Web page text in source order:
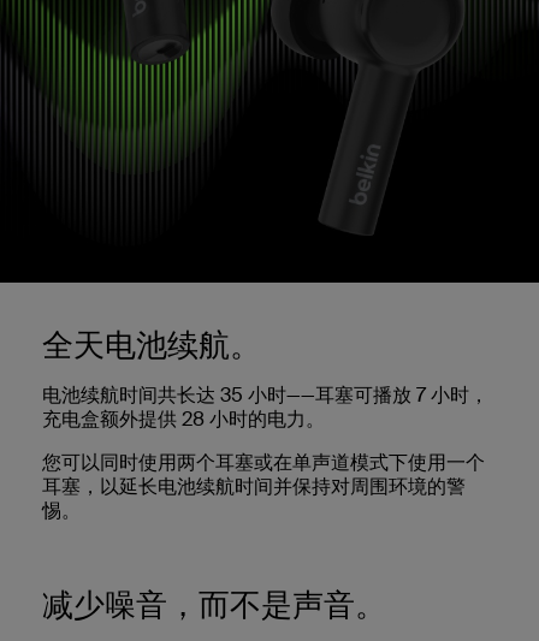
全天电池续航。
电池续航时间共长达 35 小时——耳塞可播放 7 小时，
充电盒额外提供 28 小时的电力。
您可以同时使用两个耳塞或在单声道模式下使用一个
耳塞，以延长电池续航时间并保持对周围环境的警
惕。
减少噪音，而不是声音。